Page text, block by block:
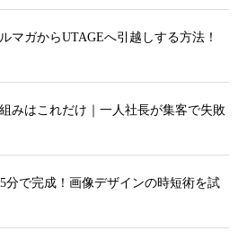
マガからUTAGEへ引越しする方法！
みはこれだけ｜一人社長が集客で失敗
分で完成！画像デザインの時短術を試